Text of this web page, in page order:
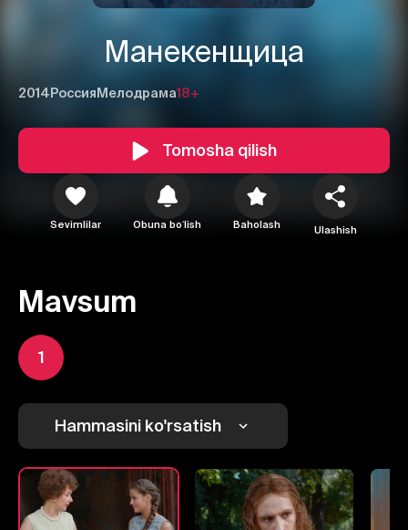
Манекенщица
2014 Россия Мелодрама18+
Tomosha qilish
Sevimlilar Obuna boʻlish Baholash Ulashish
Mavsum
1
Hammasini ko'rsatish
1 2
Yuborish